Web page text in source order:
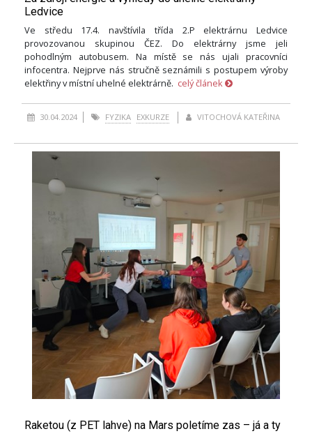
Ledvice
Ve středu 17.4. navštívila třída 2.P elektrárnu Ledvice
provozovanou skupinou ČEZ. Do elektrárny jsme jeli
pohodlným autobusem. Na místě se nás ujali pracovníci
infocentra. Nejprve nás stručně seznámili s postupem výroby
elektřiny v místní uhelné elektrárně. celý článek
30.04.2024 FYZIKA EXKURZE VITOCHOVÁ KATEŘINA
Raketou (z PET lahve) na Mars poletíme zas – já a ty